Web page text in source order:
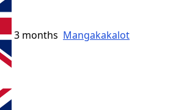
3 months Mangakakalot